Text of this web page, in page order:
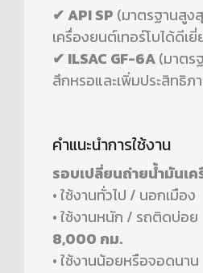
✔ API SP (มาตรฐานสูง
เครื่องยนต์เทอร์โบได้ดีเ
✔ ILSAC GF-6A(มาตร
สึกหรอและเพิ่มประสิทธิ
คำแนะนำการใช้งาน
รอบเปลี่ยนถ่ายน้ำมันเค
• ใช้งานทั่วไป / นอกเมื
• ใช้งานหนัก / รถติด
8,000 กม.
• ใช้งานน้อยหรือจอด